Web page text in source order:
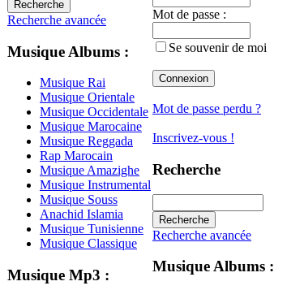
Recherche avancée
Musique Albums :
Musique Rai
Musique Orientale
Musique Occidentale
Musique Marocaine
Musique Reggada
Rap Marocain
Musique Amazighe
Musique Instrumental
Musique Souss
Anachid Islamia
Musique Tunisienne
Musique Classique
Musique Mp3 :
Mot de passe :
Se souvenir de moi
Mot de passe perdu ?
Inscrivez-vous !
Recherche
Recherche avancée
Musique Albums :